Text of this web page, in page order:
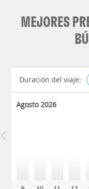
MEJORES
Duración del viaje:
Agosto 2026